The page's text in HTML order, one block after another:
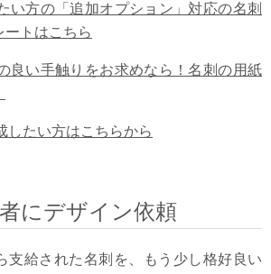
い方の「追加オプション」対応の名刺
ートはこちら
良い手触りをお求めなら！名刺の用紙
したい方はこちらから
にデザイン依頼
支給された名刺を、もう少し格好良い